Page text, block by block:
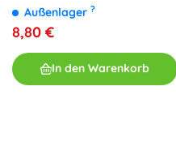
Außenlager ?
8,80 €
In den Warenkorb